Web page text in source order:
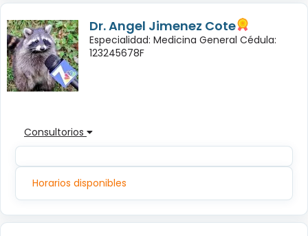
Dr. Angel Jimenez Cote
Especialidad: Medicina General Cédula:
123245678F
Consultorios
Horarios disponibles